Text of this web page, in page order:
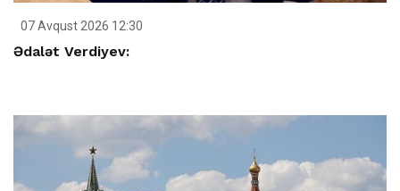
07 Avqust 2026 12:30
Ədalət Verdiyev: